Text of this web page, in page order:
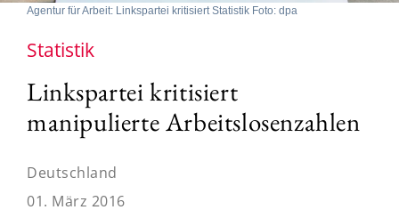
Agentur für Arbeit: Linkspartei kritisiert Statistik Foto: dpa
Statistik
Linkspartei kritisiert
manipulierte Arbeitslosenzahlen
Deutschland
01. März 2016